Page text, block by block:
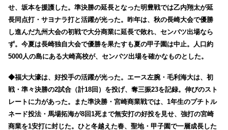
せ、坂本を援護した。準決勝の延長となった明豊戦では乙内翔太が延
長同点打・サヨナラ打と活躍が光った。昨年は、秋の長崎大会で優勝
し進んだ九州大会の初戦で大分商業に延長で敗れ、センバツ出場なら
ず。今夏は長崎独自大会で優勝を果たすも夏の甲子園は中止。人口約
5000人の島にある大崎高校が、センバツ出場を確かなものとした。
◆福大大濠は、好投手の活躍が光った。エース左腕・毛利海大は、初
戦・準々決勝の2試合（計18回）を投げ、奪三振23を記録。伸びのスト
レートに力があった。また準決勝・宮崎商業戦では、1年生のプチトル
ネード投法・馬場拓海が8回1死まで無安打の好投を見せ、強打の宮崎
商業を1安打に封じた。ひと冬越えた春、聖地・甲子園で一層成長した